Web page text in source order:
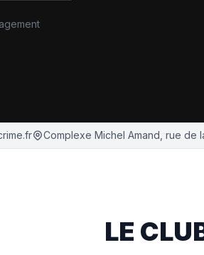
Complexe Michel Amand, rue de
LE